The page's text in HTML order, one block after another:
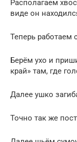
Располагаем
виде он
Теперь работаем
Берём ухо и
край» там, где
Далее ушко
Точно так же